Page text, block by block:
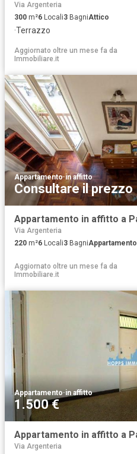
Via Argenteria
300 m²6 Locali3 BagniAttico
·Terrazzo
Aggiornato oltre un mese fa da
Immobiliare.it
Appartamento·in affitto
Consultare il prezzo
Appartamento in affitto a
Via Argenteria
220 m²6 Locali3 BagniAppartamento
Aggiornato oltre un mese fa da
Immobiliare.it
Appartamento·in affitto
1.500 €
Appartamento in affitto a
Via Argenteria